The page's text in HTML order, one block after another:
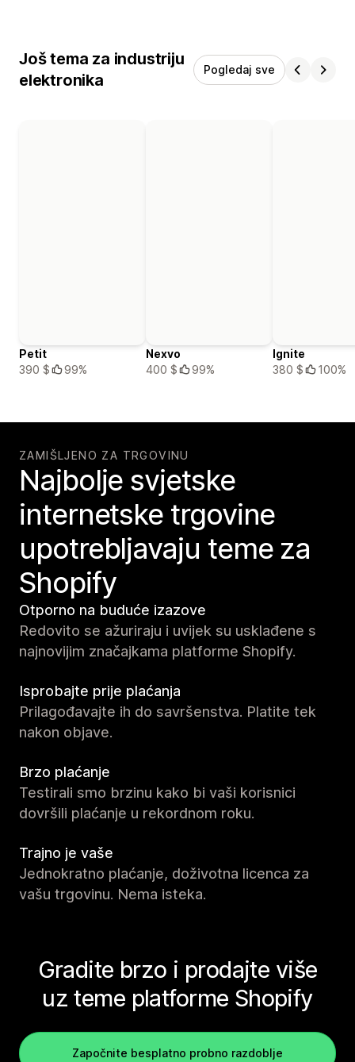
Još tema za industriju
elektronika
Pogledaj sve
Petit
390 $
99%
Nexvo
400 $
99%
Ignite
380 $
100%
ZAMIŠLJENO ZA TRGOVINU
Najbolje svjetske
internetske trgovine
upotrebljavaju teme za
Shopify
Otporno na buduće izazove
Redovito se ažuriraju i uvijek su usklađene s
najnovijim značajkama platforme Shopify.
Isprobajte prije plaćanja
Prilagođavajte ih do savršenstva. Platite tek
nakon objave.
Brzo plaćanje
Testirali smo brzinu kako bi vaši korisnici
dovršili plaćanje u rekordnom roku.
Trajno je vaše
Jednokratno plaćanje, doživotna licenca za
vašu trgovinu. Nema isteka.
Gradite brzo i prodajte više
uz teme platforme Shopify
Započnite besplatno probno razdoblje